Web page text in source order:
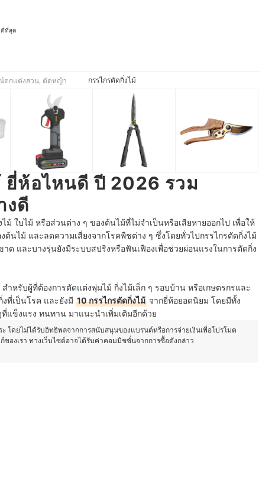
ดีที่สุด
ตกแต่งสวน, ตัดหญ้า กรรไกรตัดกิ่งไม้
ยี่ห้อไหนดี ปี 2026 รวม
งดี
ใบไม้ หรือส่วนต่าง ๆ ของต้นไม้ที่ไม่จำเป็นหรือเสียหายออกไป เพื่อให้
ต้นไม้ และลดความเสี่ยงจากโรคพืชต่าง ๆ ซึ่งโดยทั่วไปกรรไกรตัดกิ่งไม้
ด และบางรุ่นยังมีระบบสปริงหรือฟันเฟืองเพื่อช่วยผ่อนแรงในการตัดกิ่ง
สำหรับผู้ที่ต้องการตัดแต่งพุ่มไม้ กิ่งไม้เล็ก ๆ รอบบ้าน หรือเกษตรกรและ
ที่เป็นโรค และยังมี 10 กรรไกรตัดกิ่งไม้ จากยี่ห้อยอดนิยม โดยมีทั้ง
แข็งแรง ทนทาน มาแนะนำเพิ่มเติมอีกด้วย
โดยไม่ได้รับอิทธิพลจากการสนับสนุนของแบรนด์หรือการจ่ายเงินเพื่อโปรโมต
องเรา ทางเว็บไซต์อาจได้รับค่าคอมมิชชั่นจากการซื้อดังกล่าว